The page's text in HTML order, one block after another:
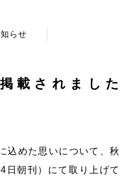
らせ
載されました
込めた思いについて、秋
日朝刊）にて取り上げて